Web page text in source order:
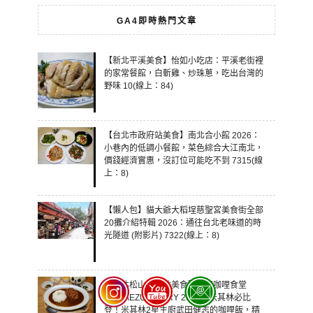
GA4即時熱門文章
【新北平溪美食】怡如小吃店：平溪老街裡
的家常餐館，白斬雞、炒珠蔥，吃出台灣的
野味 10(線上：84)
【台北市政府站美食】南北合小館 2026：
小巷內的低調小餐館，菜色綜合大江南北，
價錢經濟實惠，沒訂位可能吃不到 7315(線
上：8)
【懶人包】貓大爺大稻埕慈聖宮美食街全部
20攤介紹特輯 2026：通往台北老味道的時
光隧道 (附影片) 7322(線上：8)
【台北松山機場站美食】武田咖哩食堂
TORIAEZU CURRY 2026：米其林必比
登！米其林2星主廚武田健志的咖哩飯，精